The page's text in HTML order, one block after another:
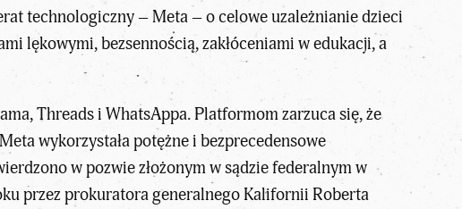
technologiczny – Meta – o celowe uzależnianie dzieci
lękowymi, bezsennością, zakłóceniami w edukacji, a
Threads i WhatsAppa. Platformom zarzuca się, że
wykorzystała potężne i bezprecedensowe
w pozwie złożonym w sądzie federalnym w
przez prokuratora generalnego Kalifornii Roberta